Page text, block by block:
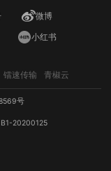
微博
小红书
镭速传输 青椒云
号
20200125